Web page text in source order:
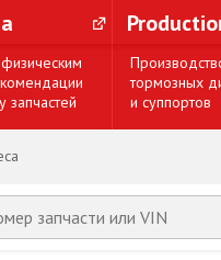
запчастей
тормозных
и суппортов